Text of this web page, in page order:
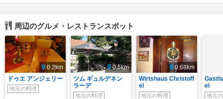
周辺のグルメ・レストランスポット
0.2km
ドゥエ アンジェリー
地元の料理
0.5km
ツム ギュルデネン
ラーデ
地元の料理
0.68km
Wirtshaus Christoff
el
地元の料理
el
地元